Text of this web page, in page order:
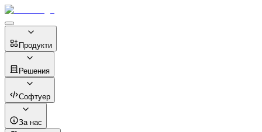
Продукти
Решения
Софтуер
За нас